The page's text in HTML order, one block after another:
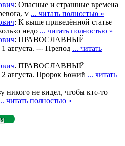
: Опасные и страшные времена
м ... читать полностью »
: К выше приведённой статье
недо ... читать полностью »
: ПРАВОСЛАВНЫЙ
--- Препод ... читать
: ПРАВОСЛАВНЫЙ
Пророк Божий ... читать
никого не видел, чтобы кто-то
читать полностью »